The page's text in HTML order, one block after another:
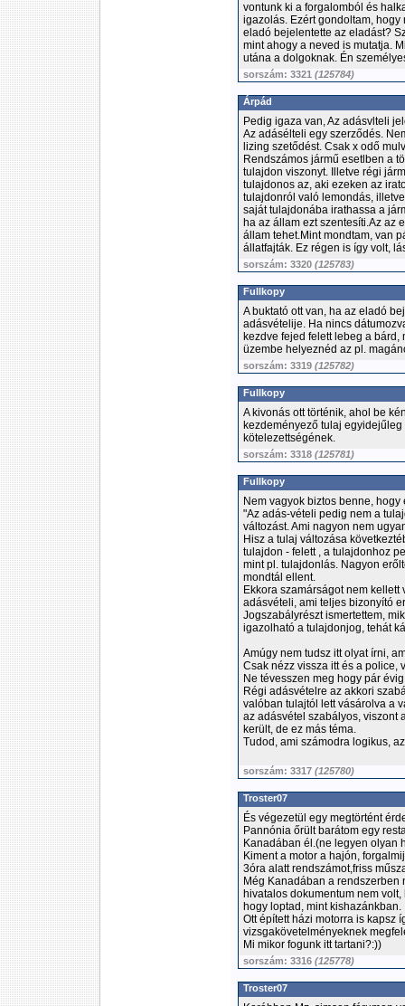
vontunk ki a forgalomból és
igazolás. Ezért gondoltam, hogy
eladó bejelentette az eladást?
mint ahogy a neved is mutatja.
utána a dolgoknak. Én
sorszám: 3321 (125784)
Árpád
Pedig igaza van, Az adásvlteli
Az adásélteli egy szerződés.
lizing szetődést. Csak x odő
Rendszámos jármű esetlben a
tulajdon viszonyt. Illetve régi
tulajdonos az, aki ezeken az
tulajdonról való lemondás,
saját tulajdonába irathassa a
ha az állam ezt szentesíti.Az az
állam tehet.Mint mondtam, van
állatfajták. Ez régen is így volt,
sorszám: 3320 (125783)
Fullkopy
A buktató ott van, ha az eladó
adásvételije. Ha nincs
kezdve fejed felett lebeg a
üzembe helyeznéd az pl.
sorszám: 3319 (125782)
Fullkopy
A kivonás ott történik, ahol be
kezdeményező tulaj
kötelezettségének.
sorszám: 3318 (125781)
Fullkopy
Nem vagyok biztos benne,
"Az adás-vételi pedig nem a
változást. Ami nagyon nem
Hisz a tulaj változása
tulajdon - felett , a tulajdonhoz
mint pl. tulajdonlás. Nagyon
mondtál ellent.
Ekkora szamárságot nem
adásvételi, ami teljes bizonyító
Jogszabályrészt ismertettem,
igazolható a tulajdonjog, tehát
Amúgy nem tudsz itt olyat írni,
Csak nézz vissza itt és a police,
Ne tévesszen meg hogy pár
Régi adásvételre az akkori
valóban tulajtól lett vásárolva a
az adásvétel szabályos, viszont
került, de ez más téma.
Tudod, ami számodra logikus,
sorszám: 3317 (125780)
Troster07
És végezetül egy megtörtént
Pannónia őrült barátom egy
Kanadában él.(ne legyen olyan
Kiment a motor a hajón,
3óra alatt rendszámot,friss
Még Kanadában a rendszerben
hivatalos dokumentum nem
hogy loptad, mint kishazánkban.
Ott épített házi motorra is kapsz
vizsgakövetelményeknek
Mi mikor fogunk itt tartani?:))
sorszám: 3316 (125778)
Troster07